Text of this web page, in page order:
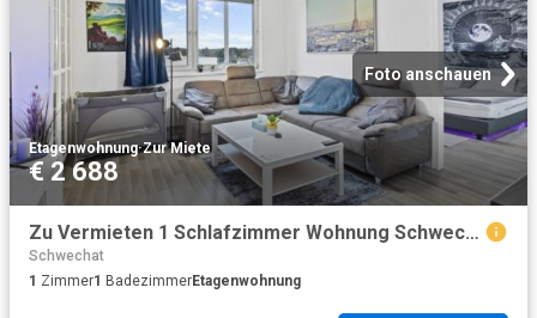
Foto anschauen
Etagenwohnung·Zur Miete
€ 2 688
Zu Vermieten 1 Schlafzimmer Wohnung Schwechat Schwechat DS101946661
Schwechat
1 Zimmer1 BadezimmerEtagenwohnung